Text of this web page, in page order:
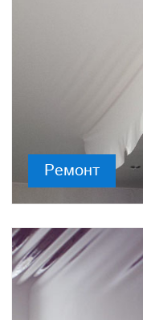
Ремонт